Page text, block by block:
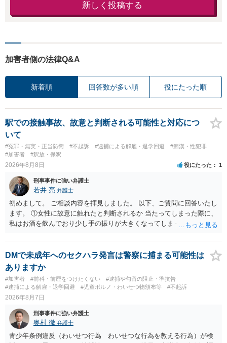
新しく投稿する
加害者側の法律Q&A
新着順 回答数が多い順 役にたった順
駅での接触事故、故意と判断される可能性と対応につ
いて
#冤罪・無実・正当防衛 #不起訴 #逮捕による解雇・退学回避
#痴漢・性犯罪
#加害者
#釈放・保釈
2026年8月8日 役にたった 1
刑事事件に強い弁護士
若井 亮 弁護士
初めまして。 ご相談内容を拝見しました。 以下、ご質問に回答いたし
ます。 ①女性に故意に触れたと判断されるか 当たってしまった際に、
私はお酒を飲んでおり少し手の振りが大きくなってしまっていたこと
いた場合、故意だと判定されやすいのでしょうか？ お伺いする限り、
故意があると判断されることは無いかと思います。 ②逮捕、呼び出し
の可能性 この行為により、痴漢やその他の犯罪を犯したとして、逮
捕、呼び出しされる可能性はどれほどでしょうか？ 誤って当たってし
まっただけであり、さらにその場で女性等のアクションが無かったこ
とからすると、この後に呼び出される可能性は極めて低いと思いま
能性があると考えれば良いのでしょうか？ 逮捕や呼び出しの可能性は
極めて低いと思います。 連絡が来ることはないでしょう。
DMで未成年へのセクハラ発言は警察に捕まる可能性は
ありますか
#加害者 #前科・前歴をつけたくない
#逮捕や勾留の阻止・準抗告
#逮捕による解雇・退学回避
#児童ポルノ・わいせつ物頒布等 #不起訴
2026年8月7日
刑事事件に強い弁護士
奥村 徹 弁護士
青少年条例違反（わいせつ行為 わいせつな行為を教える行為）が検